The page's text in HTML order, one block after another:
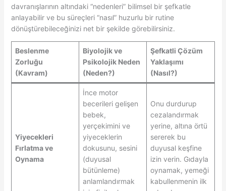
davranışlarının altındaki “nedenleri” bilimsel bir şefkatle
anlayabilir ve bu süreçleri “nasıl” huzurlu bir rutine
dönüştürebileceğinizi net bir şekilde görebilirsiniz.
Beslenme
Zorluğu
(Kavram)
Biyolojik ve
Psikolojik Neden
(Neden?)
Şefkatli Çözüm
Yaklaşımı
(Nasıl?)
Yiyecekleri
Fırlatma ve
Oynama
İnce motor
becerileri gelişen
bebek,
yerçekimini ve
yiyeceklerin
dokusunu, sesini
(duyusal
bütünleme)
anlamlandırmak
Onu durdurup
cezalandırmak
yerine, altına örtü
sererek bu
duyusal keşfine
izin verin. Gıdayla
oynamak, yemeği
kabullenmenin ilk